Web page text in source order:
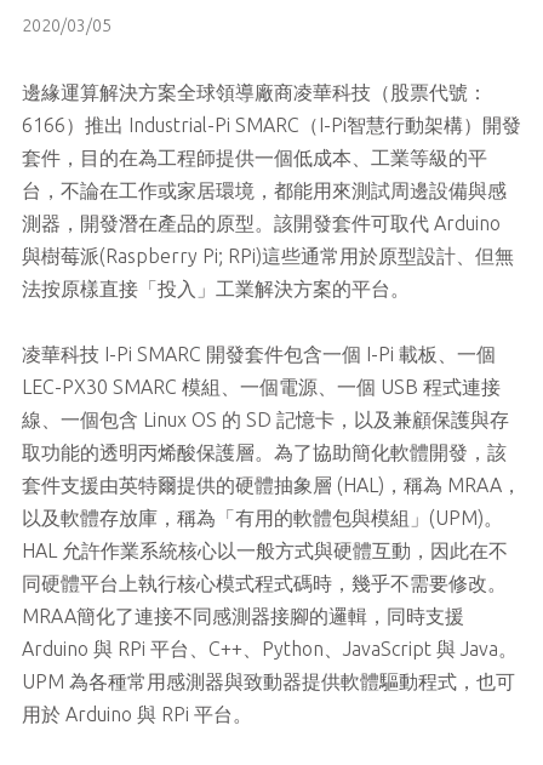
2020/03/05
邊緣運算解決方案全球領導廠商凌華科技（股票代號：
6166）推出 Industrial-Pi SMARC（I-Pi智慧行動架構）開發
套件，目的在為工程師提供一個低成本、工業等級的平
台，不論在工作或家居環境，都能用來測試周邊設備與感
測器，開發潛在產品的原型。該開發套件可取代 Arduino
與樹莓派(Raspberry Pi; RPi)這些通常用於原型設計、但無
法按原樣直接「投入」工業解決方案的平台。
凌華科技 I-Pi SMARC 開發套件包含一個 I-Pi 載板、一個
LEC-PX30 SMARC 模組、一個電源、一個 USB 程式連接
線、一個包含 Linux OS 的 SD 記憶卡，以及兼顧保護與存
取功能的透明丙烯酸保護層。為了協助簡化軟體開發，該
套件支援由英特爾提供的硬體抽象層 (HAL)，稱為 MRAA，
以及軟體存放庫，稱為「有用的軟體包與模組」(UPM)。
HAL 允許作業系統核心以一般方式與硬體互動，因此在不
同硬體平台上執行核心模式程式碼時，幾乎不需要修改。
MRAA簡化了連接不同感測器接腳的邏輯，同時支援
Arduino 與 RPi 平台、C++、Python、JavaScript 與 Java。
UPM 為各種常用感測器與致動器提供軟體驅動程式，也可
用於 Arduino 與 RPi 平台。